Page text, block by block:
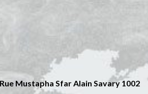
Mustapha Sfar Alain Savary 1002